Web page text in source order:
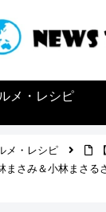
メ・レシピ
メ・レシピ
まさみ＆小林まさる